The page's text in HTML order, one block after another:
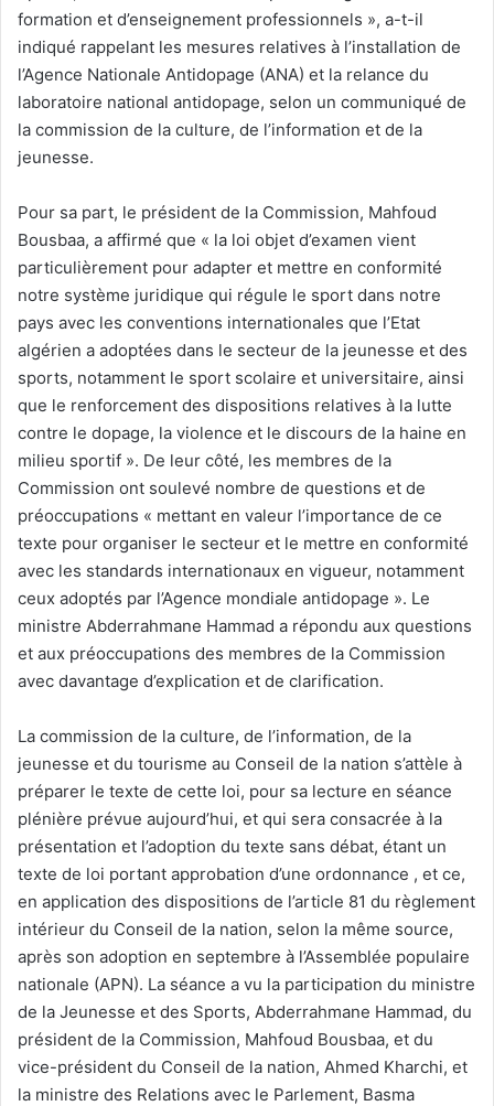
formation et d’enseignement professionnels », a-t-il
indiqué rappelant les mesures relatives à l’installation de
l’Agence Nationale Antidopage (ANA) et la relance du
laboratoire national antidopage, selon un communiqué de
la commission de la culture, de l’information et de la
jeunesse.
Pour sa part, le président de la Commission, Mahfoud
Bousbaa, a affirmé que « la loi objet d’examen vient
particulièrement pour adapter et mettre en conformité
notre système juridique qui régule le sport dans notre
pays avec les conventions internationales que l’Etat
algérien a adoptées dans le secteur de la jeunesse et des
sports, notamment le sport scolaire et universitaire, ainsi
que le renforcement des dispositions relatives à la lutte
contre le dopage, la violence et le discours de la haine en
milieu sportif ». De leur côté, les membres de la
Commission ont soulevé nombre de questions et de
préoccupations « mettant en valeur l’importance de ce
texte pour organiser le secteur et le mettre en conformité
avec les standards internationaux en vigueur, notamment
ceux adoptés par l’Agence mondiale antidopage ». Le
ministre Abderrahmane Hammad a répondu aux questions
et aux préoccupations des membres de la Commission
avec davantage d’explication et de clarification.
La commission de la culture, de l’information, de la
jeunesse et du tourisme au Conseil de la nation s’attèle à
préparer le texte de cette loi, pour sa lecture en séance
plénière prévue aujourd’hui, et qui sera consacrée à la
présentation et l’adoption du texte sans débat, étant un
texte de loi portant approbation d’une ordonnance , et ce,
en application des dispositions de l’article 81 du règlement
intérieur du Conseil de la nation, selon la même source,
après son adoption en septembre à l’Assemblée populaire
nationale (APN). La séance a vu la participation du ministre
de la Jeunesse et des Sports, Abderrahmane Hammad, du
président de la Commission, Mahfoud Bousbaa, et du
vice-président du Conseil de la nation, Ahmed Kharchi, et
la ministre des Relations avec le Parlement, Basma